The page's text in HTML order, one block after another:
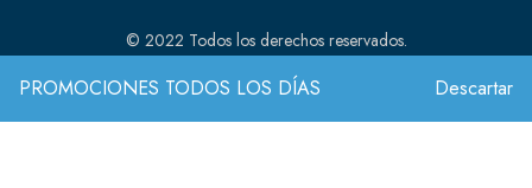
PROMOCIONES TODOS LOS DÍAS Descartar
© 2022 Todos los derechos reservados.